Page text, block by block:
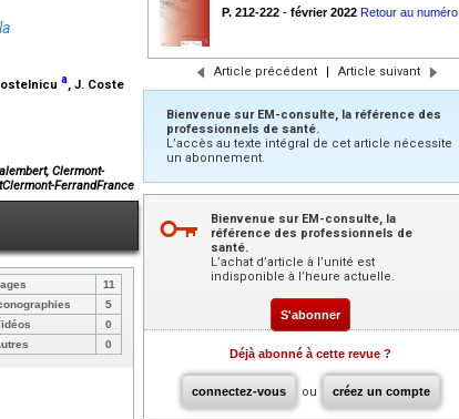
a, J. Coste
Clermont-
FerrandFrance
11
5
0
0
P. 212-222 - février 2022 Retour au numéro
Article précédent | Article suivant
Bienvenue sur EM-consulte, la référence des
professionnels de santé.
L’accès au texte intégral de cet article nécessite
un abonnement.
Bienvenue sur EM-consulte, la
référence des professionnels de
santé.
L’achat d’article à l’unité est
indisponible à l’heure actuelle.
S'abonner
Déjà abonné à cette revue ?
connectez-vous ou créez un compte